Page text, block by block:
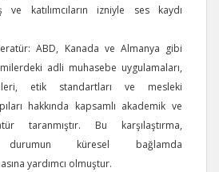
ve katılımcıların izniyle ses kaydı
ABD, Kanada ve Almanya gibi
adli muhasebe uygulamaları,
etik standartları ve mesleki
hakkında kapsamlı akademik ve
taranmıştır. Bu karşılaştırma,
durumun küresel bağlamda
yardımcı olmuştur.